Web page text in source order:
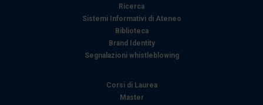
Ricerca
Sistemi Informativi di Ateneo
Biblioteca
Brand Identity
Segnalazioni whistleblowing
Corsi di Laurea
Master